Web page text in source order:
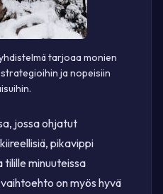
tarjoaa monien
ja nopeisiin
jossa ohjatut
pikavippi
minuuteissa
on myös hyvä